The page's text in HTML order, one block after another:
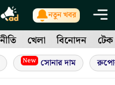
নতুন খবর
খেলা বিনোদন টেক
New সোনার দাম